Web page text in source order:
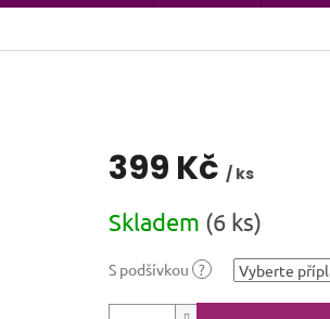
399 Kč / ks
cena:
Skladem (6 ks)
S podšívkou ?